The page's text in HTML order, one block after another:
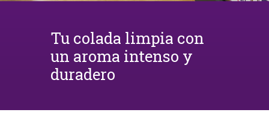
Tu colada limpia con
un aroma intenso y
duradero